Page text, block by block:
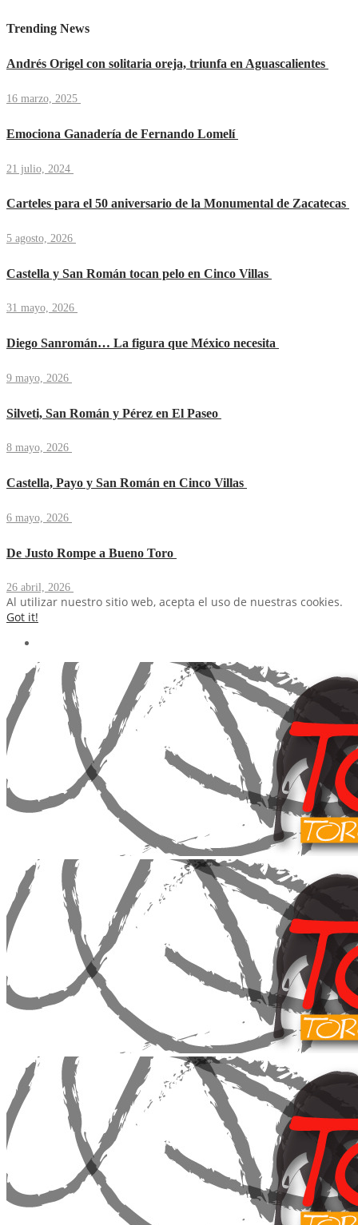
Trending News
Andrés Origel con solitaria oreja, triunfa en Aguascalientes
16 marzo, 2025
Emociona Ganadería de Fernando Lomelí
21 julio, 2024
Carteles para el 50 aniversario de la Monumental de Zacatecas
5 agosto, 2026
Castella y San Román tocan pelo en Cinco Villas
31 mayo, 2026
Diego Sanromán… La figura que México necesita
9 mayo, 2026
Silveti, San Román y Pérez en El Paseo
8 mayo, 2026
Castella, Payo y San Román en Cinco Villas
6 mayo, 2026
De Justo Rompe a Bueno Toro
26 abril, 2026
Al utilizar nuestro sitio web, acepta el uso de nuestras cookies.
Got it!